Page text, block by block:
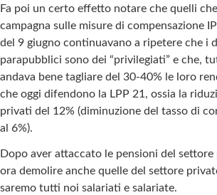
Fa poi un certo effetto notare che quelli
campagna sulle misure di compensazione
del 9 giugno continuavano a ripetere che i
parapubblici sono dei “privilegiati” e che,
andava bene tagliare del 30-40% le loro
che oggi difendono la LPP 21, ossia la
privati del 12% (diminuzione del tasso di
al 6%).
Dopo aver attaccato le pensioni del
ora demolire anche quelle del settore
saremo tutti noi salariati e salariate.